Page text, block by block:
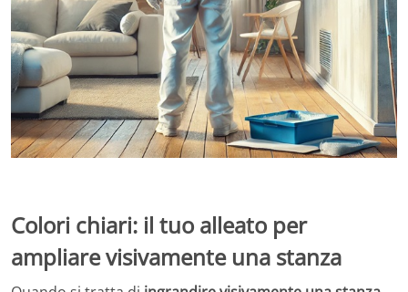
Colori chiari: il tuo alleato per
ampliare visivamente una stanza